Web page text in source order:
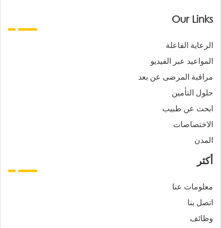
Our Links
الرعاية الفاعلة
المواعيد عبر الفيديو
مراقبة المرضى عن بعد
حلول التأمين
ابحث عن طبيب
الاختصاصات
المدن
أكثر
معلومات عنا
اتصل بنا
وظائف